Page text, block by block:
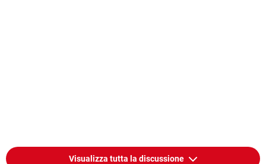
Visualizza tutta la discussione